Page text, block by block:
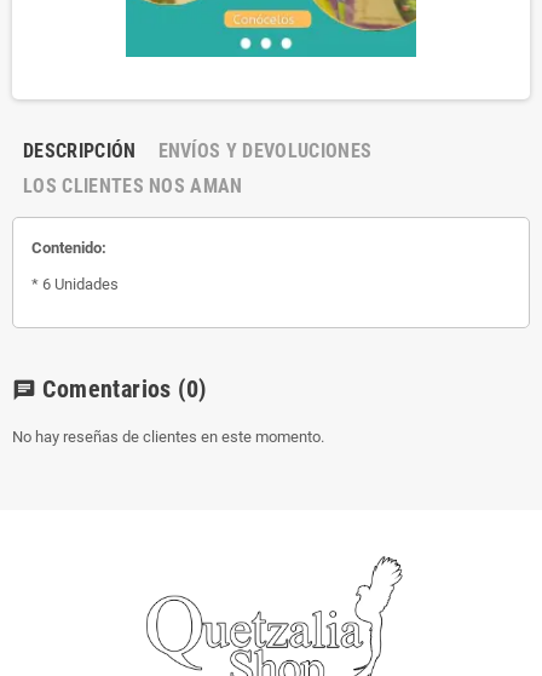
DESCRIPCIÓN
ENVÍOS Y DEVOLUCIONES
LOS CLIENTES NOS AMAN
Contenido:
* 6 Unidades
chat Comentarios (0)
No hay reseñas de clientes en este momento.